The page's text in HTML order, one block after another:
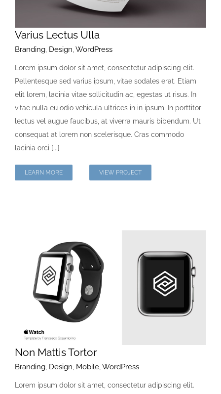
Varius Lectus Ulla
Branding, Design,WordPress
Lorem ipsum dolor sit amet, consectetur adipiscing elit.
Pellentesque sed varius ipsum, vitae sodales erat. Etiam
elit lorem, lacinia vitae sollicitudin ac, egestas ut risus. In
vitae nulla eu odio vehicula ultrices in in ipsum. In porttitor
lectus vel augue faucibus, at viverra mauris bibendum. Ut
consequat at lorem non scelerisque. Cras commodo
lacinia orci [...]
LEARN MORE VIEW PROJECT
Non Mattis Tortor
Branding, Design, Mobile,WordPress
Lorem ipsum dolor sit amet, consectetur adipiscing elit.